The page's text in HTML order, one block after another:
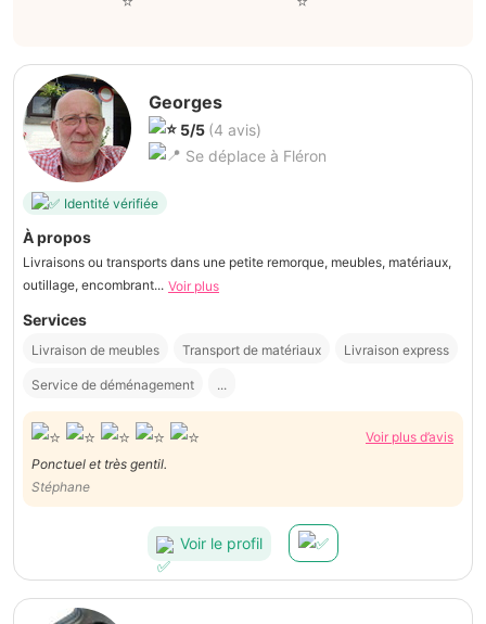
Georges
5/5 (4 avis)
Se déplace à Fléron
Identité vérifiée
À propos
Livraisons ou transports dans une petite remorque, meubles, matériaux,
outillage, encombrant... Voir plus
Services
Livraison de meubles Transport de matériaux Livraison express
Service de déménagement ...
Voir plus d’avis
Ponctuel et très gentil.
Stéphane
Voir le profil